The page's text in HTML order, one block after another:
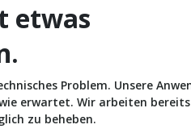
etwas
Problem. Unsere
erwartet. Wir arbeiten
zu beheben.